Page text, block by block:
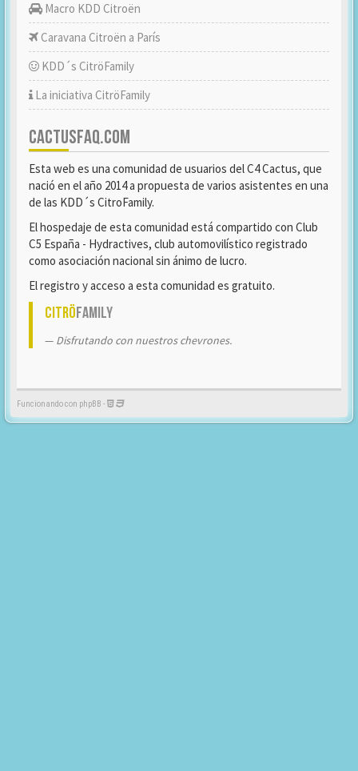
Macro KDD Citroën
Caravana Citroën a París
KDD´s CitröFamily
La iniciativa CitröFamily
CACTUSFAQ.COM
Esta web es una comunidad de usuarios del C4 Cactus, que
nació en el año 2014 a propuesta de varios asistentes en una
de las KDD´s CitroFamily.
El hospedaje de esta comunidad está compartido con Club
C5 España - Hydractives, club automovilístico registrado
como asociación nacional sin ánimo de lucro.
El registro y acceso a esta comunidad es gratuito.
CitröFamily
Disfrutando con nuestros chevrones.
Funcionando con phpBB -